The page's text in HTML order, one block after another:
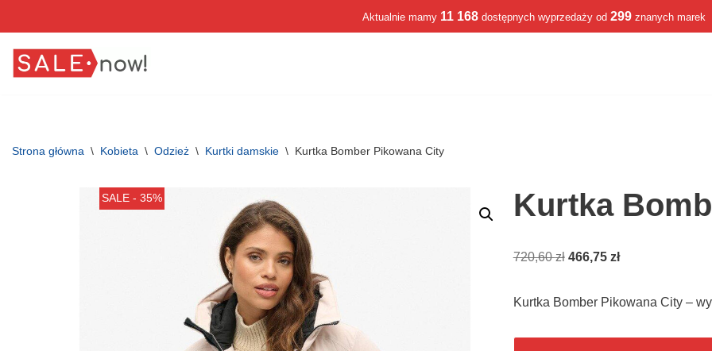
do
Aktualnie mamy 11 168 dostępnych wyprzedaży od 299 znanych marek
Strona główna \ Kobieta \ Odzież \ Kurtki damskie \ Kurtka Bomber Pikowana City
SALE - 35% Kurtka
720,60zł 466,75 zł
Kurtka Bomber Pikowana City –